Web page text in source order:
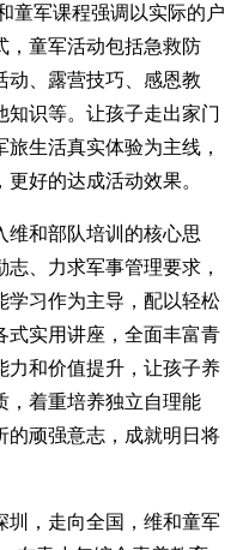
童军课程强调以实际的户
，童军活动包括急救防
动、露营技巧、感恩教
知识等。让孩子走出家门
生活真实体验为主线，
好的达成活动效果。
维和部队培训的核心思
、力求军事管理要求，
学习作为主导，配以轻松
式实用讲座，全面丰富青
力和价值提升，让孩子养
，着重培养独立自理能
的顽强意志，成就明日将
圳，走向全国，维和童军